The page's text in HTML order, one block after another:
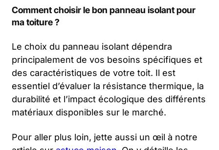
Comment choisir le bon panneau isolant pour
ma toiture ?
Le choix du panneau isolant dépendra
principalement de vos besoins spécifiques et
des caractéristiques de votre toit. Il est
essentiel d’évaluer la résistance thermique, la
durabilité et l’impact écologique des différents
matériaux disponibles sur le marché.
Pour aller plus loin, jette aussi un œil à notre